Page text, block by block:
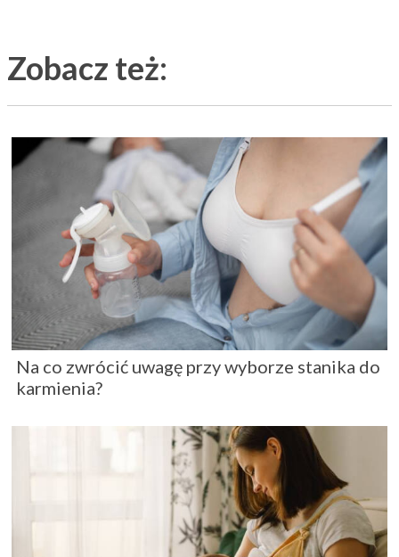
Zobacz też:
Na co zwrócić uwagę przy wyborze stanika do
karmienia?